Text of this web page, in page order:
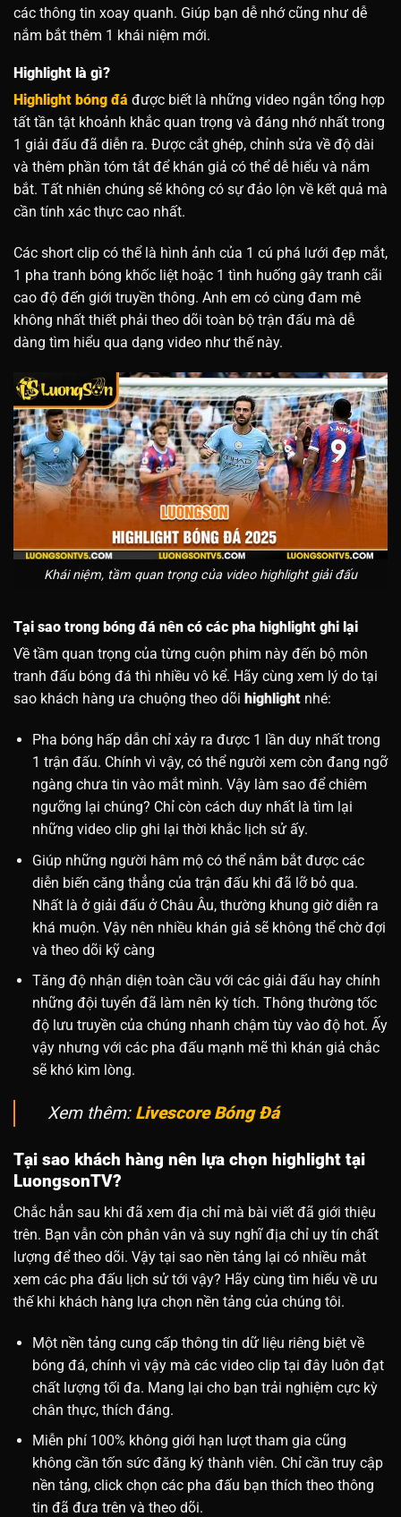
các thông tin xoay quanh. Giúp bạn dễ nhớ cũng như dễ
nắm bắt thêm 1 khái niệm mới.
Highlight là gì?
Highlight bóng đá được biết là những video ngắn tổng hợp
tất tần tật khoảnh khắc quan trọng và đáng nhớ nhất trong
1 giải đấu đã diễn ra. Được cắt ghép, chỉnh sửa về độ dài
và thêm phần tóm tắt để khán giả có thể dễ hiểu và nắm
bắt. Tất nhiên chúng sẽ không có sự đảo lộn về kết quả mà
cần tính xác thực cao nhất.
Các short clip có thể là hình ảnh của 1 cú phá lưới đẹp mắt,
1 pha tranh bóng khốc liệt hoặc 1 tình huống gây tranh cãi
cao độ đến giới truyền thông. Anh em có cùng đam mê
không nhất thiết phải theo dõi toàn bộ trận đấu mà dễ
dàng tìm hiểu qua dạng video như thế này.
Khái niệm, tầm quan trọng của video highlight giải đấu
Tại sao trong bóng đá nên có các pha highlight ghi lại
Về tầm quan trọng của từng cuộn phim này đến bộ môn
tranh đấu bóng đá thì nhiều vô kể. Hãy cùng xem lý do tại
sao khách hàng ưa chuộng theo dõi highlight nhé:
Pha bóng hấp dẫn chỉ xảy ra được 1 lần duy nhất trong
1 trận đấu. Chính vì vậy, có thể người xem còn đang ngỡ
ngàng chưa tin vào mắt mình. Vậy làm sao để chiêm
ngưỡng lại chúng? Chỉ còn cách duy nhất là tìm lại
những video clip ghi lại thời khắc lịch sử ấy.
Giúp những người hâm mộ có thể nắm bắt được các
diễn biến căng thẳng của trận đấu khi đã lỡ bỏ qua.
Nhất là ở giải đấu ở Châu Âu, thường khung giờ diễn ra
khá muộn. Vậy nên nhiều khán giả sẽ không thể chờ đợi
và theo dõi kỹ càng
Tăng độ nhận diện toàn cầu với các giải đấu hay chính
những đội tuyển đã làm nên kỳ tích. Thông thường tốc
độ lưu truyền của chúng nhanh chậm tùy vào độ hot. Ấy
vậy nhưng với các pha đấu mạnh mẽ thì khán giả chắc
sẽ khó kìm lòng.
Xem thêm: Livescore Bóng Đá
Tại sao khách hàng nên lựa chọn highlight tại
LuongsonTV?
Chắc hẳn sau khi đã xem địa chỉ mà bài viết đã giới thiệu
trên. Bạn vẫn còn phân vân và suy nghĩ địa chỉ uy tín chất
lượng để theo dõi. Vậy tại sao nền tảng lại có nhiều mắt
xem các pha đấu lịch sử tới vậy? Hãy cùng tìm hiểu về ưu
thế khi khách hàng lựa chọn nền tảng của chúng tôi.
Một nền tảng cung cấp thông tin dữ liệu riêng biệt về
bóng đá, chính vì vậy mà các video clip tại đây luôn đạt
chất lượng tối đa. Mang lại cho bạn trải nghiệm cực kỳ
chân thực, thích đáng.
Miễn phí 100% không giới hạn lượt tham gia cũng
không cần tốn sức đăng ký thành viên. Chỉ cần truy cập
nền tảng, click chọn các pha đấu bạn thích theo thông
tin đã đưa trên và theo dõi.